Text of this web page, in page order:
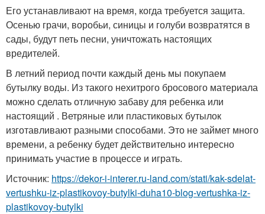
Его устанавливают на время, когда требуется защита.
Осенью грачи, воробьи, синицы и голуби возвратятся в
сады, будут петь песни, уничтожать настоящих
вредителей.
В летний период почти каждый день мы покупаем
бутылку воды. Из такого нехитрого бросового материала
можно сделать отличную забаву для ребенка или
настоящий . Ветряные или пластиковых бутылок
изготавливают разными способами. Это не займет много
времени, а ребенку будет действительно интересно
принимать участие в процессе и играть.
Источник: https://dekor-i-interer.ru-land.com/stati/kak-sdelat-
vertushku-iz-plastikovoy-butylki-duha10-blog-vertushka-iz-
plastikovoy-butylki